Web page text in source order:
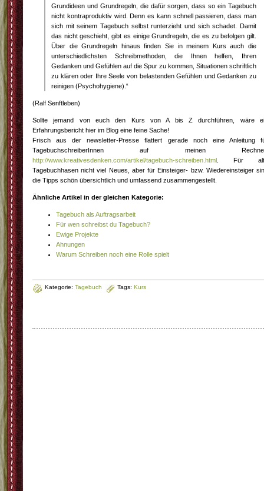
Grundideen und Grundregeln, die dafür sorgen, dass so ein Tagebuch
nicht kontraproduktiv wird. Denn es kann schnell passieren, dass man
sich mit seinem Tagebuch selbst runterzieht und sich schadet. Damit
das nicht geschieht, gibt es einige Grundregeln, die es zu befolgen gilt.
Über die Grundregeln hinaus finden Sie in meinem Kurs auch die
unterschiedlichsten Schreibmethoden, die Ihnen helfen, Ihren
Gedanken und Gefühlen auf die Spur zu kommen, Situationen schriftlich
zu klären oder Ihre Seele von belastenden Gefühlen und Gedanken zu
reinigen (Psychohygiene).“
(Ralf Senftleben)
Sollte jemand von euch den Kurs von A bis Z durchführen, wäre
Erfahrungsbericht hier im Blog eine feine Sache!
Frisch aus der newsletter-Presse flattert gerade noch eine Anleitung
TagebuchschreiberInnen auf meinen
http://www.kreativesdenken.com/artikel/tagebuch-schreiben.html . Für
Tagebuchhasen nicht viel Neues, aber für Einsteiger- bzw. Wiedereinsteiger
die Tipps schön übersichtlich und umfassend zusammengestellt.
Ähnliche Artikel in der gleichen Kategorie:
Tagebuch als Auftragsarbeit
Für wen schreibst du Tagebuch?
Ewige Projekte
Ahnungen
Warum Schreiben noch eine Rolle spielt
Kategorie: Tagebuch Tags: Kurs